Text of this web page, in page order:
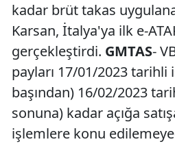
kadar brüt takas
Karsan, İtalya'ya ilk e-
gerçekleştirdi. GMTAS-
payları 17/01/2023 tarihli
başından) 16/02/2023
sonuna) kadar açığa
işlemlere konu